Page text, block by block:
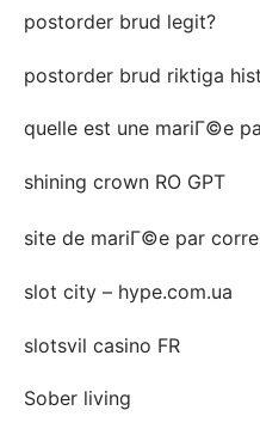
postorder brud legit?
postorder brud riktiga
quelle est une mariГ©e
shining crown RO GPT
site de mariГ©e par
slot city – hype.com.ua
slotsvil casino FR
Sober living